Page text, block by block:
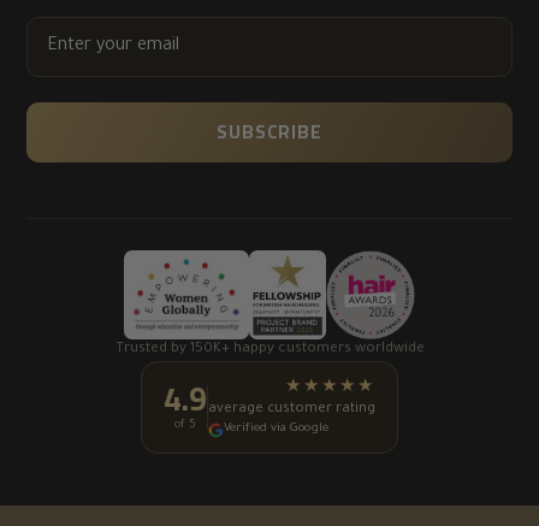
SUBSCRIBE
4.9
of 5
★★★★★
average customer rating
Verified via Google
Trusted by 150K+ happy customers worldwide